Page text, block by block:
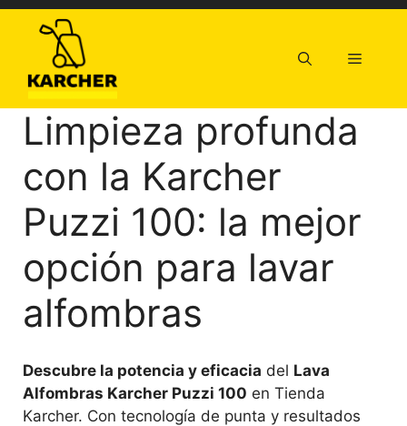
Saltar
contenido
Menú
Limpieza profunda
con la Karcher
Puzzi 100: la mejor
opción para lavar
alfombras
Descubre la potencia y eficacia del Lava
Alfombras Karcher Puzzi 100 en Tienda
Karcher. Con tecnología de punta y resultados